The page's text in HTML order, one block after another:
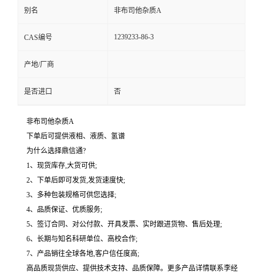
别名 非布司他杂质A
CAS编号 1239233-86-3
产地/厂商
是否进口 否
非布司他杂质A
下单后可提供液相、液质、氢谱
为什么选择鼎信通?
1、现货库存,大货可供;
2、下单后即可发货,发货速度快;
3、多种包装规格可供您选择;
4、品质保证、优质服务;
5、签订合同、对公付款、开具发票、实时跟进货物、售后处理;
6、长期与知名科研单位、高校合作;
7、产品销往全球各地,客户信任度高;
高品质现货供应、提供技术支持、品质保障。更多产品详情联系李经